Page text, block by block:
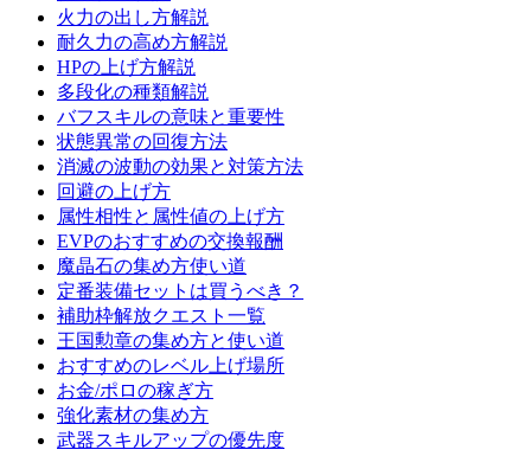
火力の出し方解説
耐久力の高め方解説
HPの上げ方解説
多段化の種類解説
バフスキルの意味と重要性
状態異常の回復方法
消滅の波動の効果と対策方法
回避の上げ方
属性相性と属性値の上げ方
EVPのおすすめの交換報酬
魔晶石の集め方使い道
定番装備セットは買うべき？
補助枠解放クエスト一覧
王国勲章の集め方と使い道
おすすめのレベル上げ場所
お金/ポロの稼ぎ方
強化素材の集め方
武器スキルアップの優先度